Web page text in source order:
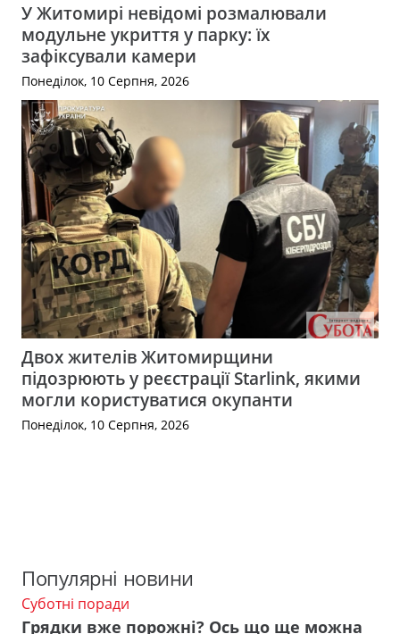
У Житомирі невідомі розмалювали
модульне укриття у парку: їх
зафіксували камери
Понеділок, 10 Серпня, 2026
Двох жителів Житомирщини
підозрюють у реєстрації Starlink, якими
могли користуватися окупанти
Понеділок, 10 Серпня, 2026
Популярні новини
Суботні поради
Грядки вже порожні? Ось що ще можна